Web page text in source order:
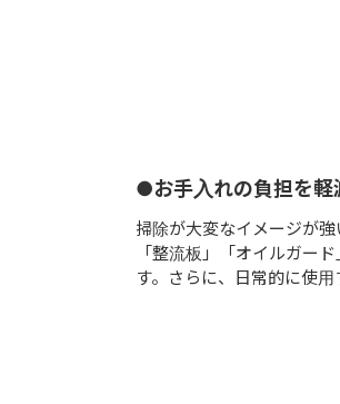
●お手入れの負担を軽
掃除が大変なイメージが
「整流板」「オイルガー
す。さらに、日常的に使